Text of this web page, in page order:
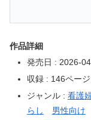
作品詳細
発売日 : 2026-
収録 : 146ページ
ジャンル : 看護
らし
男性向け